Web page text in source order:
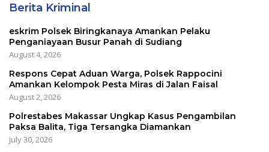
Berita Kriminal
eskrim Polsek Biringkanaya Amankan Pelaku
Penganiayaan Busur Panah di Sudiang
August 4, 2026
Respons Cepat Aduan Warga, Polsek Rappocini
Amankan Kelompok Pesta Miras di Jalan Faisal
August 2, 2026
Polrestabes Makassar Ungkap Kasus Pengambilan
Paksa Balita, Tiga Tersangka Diamankan
July 30, 2026